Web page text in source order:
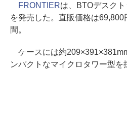
FRONTIERは、BTOデスク
を発売した。直販価格は
間。
ケースには約
ンパクトなマイクロタワー型を